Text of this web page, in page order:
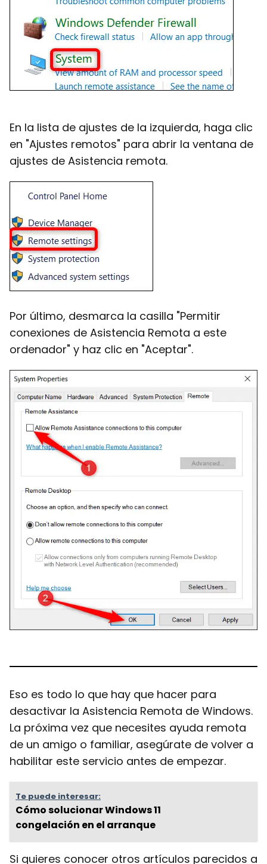
En la lista de ajustes de la izquierda, haga clic
en "Ajustes remotos" para abrir la ventana de
ajustes de Asistencia remota.
Por último, desmarca la casilla "Permitir
conexiones de Asistencia Remota a este
ordenador" y haz clic en "Aceptar".
Eso es todo lo que hay que hacer para
desactivar la Asistencia Remota de Windows.
La próxima vez que necesites ayuda remota
de un amigo o familiar, asegúrate de volver a
habilitar este servicio antes de empezar.
Te puede interesar:
Cómo solucionar Windows 11
congelación en el arranque
Si quieres conocer otros artículos parecidos a